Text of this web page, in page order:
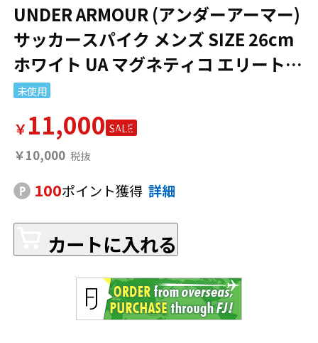
UNDER ARMOUR (アンダーアーマー)
サッカースパイク メンズ SIZE 26cm
ホワイト UA マグネティコ エリート 4
FG 3027700
未使用
￥ 11,000 SALE
￥10,000
100ポイント獲得 詳細
カートに入れる